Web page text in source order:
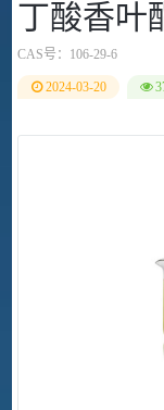
丁酸香叶
CAS号： 106-29-6
2024-03-20